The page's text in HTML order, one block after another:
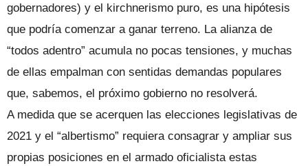
gobernadores) y el kirchnerismo puro, es una hipótesis
que podría comenzar a ganar terreno. La alianza de
“todos adentro” acumula no pocas tensiones, y muchas
de ellas empalman con sentidas demandas populares
que, sabemos, el próximo gobierno no resolverá.
A medida que se acerquen las elecciones legislativas de
2021 y el “albertismo” requiera consagrar y ampliar sus
propias posiciones en el armado oficialista estas